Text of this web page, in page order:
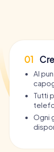
01
Al
Tutti
Ogni